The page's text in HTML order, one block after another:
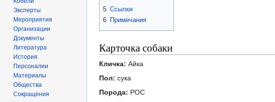
5 Ссылки
6 Примечания
Карточка собаки
Кличка: Айка
Пол: сука
Порода: РОС
Эксперты
Мероприятия
Организации
Документы
Литература
История
Персоналии
Материалы
Общества
Сокращения